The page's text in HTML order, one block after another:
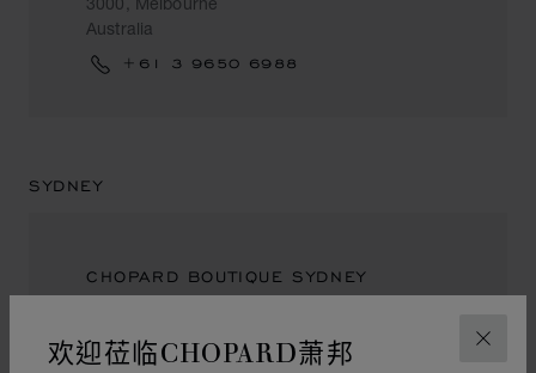
关闭
欢迎莅临CHOPARD萧邦
Australia
+61 3 9650 6988
SYDNEY
CHOPARD BOUTIQUE SYDNEY
NSW 2000, Sydney
Australia